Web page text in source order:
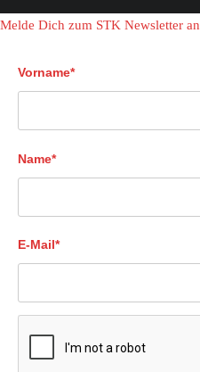
Melde Dich zum STK Newsletter an
Vorname*
Name*
E-Mail*